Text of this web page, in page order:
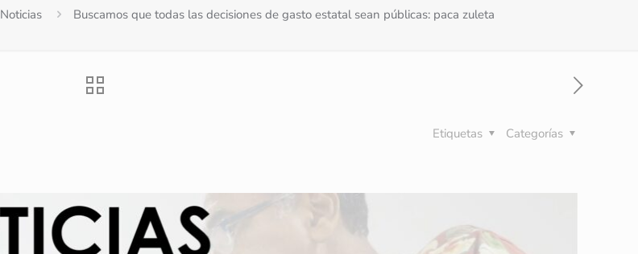
Noticias Buscamos que todas las decisiones de gasto estatal sean públicas: paca zuleta
Categorías
Etiquetas